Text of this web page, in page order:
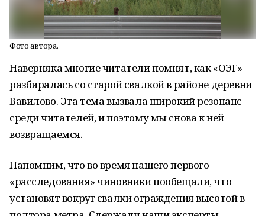
Фото автора.
Наверняка многие читатели помнят, как «ОЭГ»
разбиралась со старой свалкой в районе деревни
Вавилово. Эта тема вызвала широкий резонанс
среди читателей, и поэтому мы снова к ней
возвращаемся.
Напомним, что во время нашего первого
«расследования» чиновники пообещали, что
установят вокруг свалки ограждения высотой в